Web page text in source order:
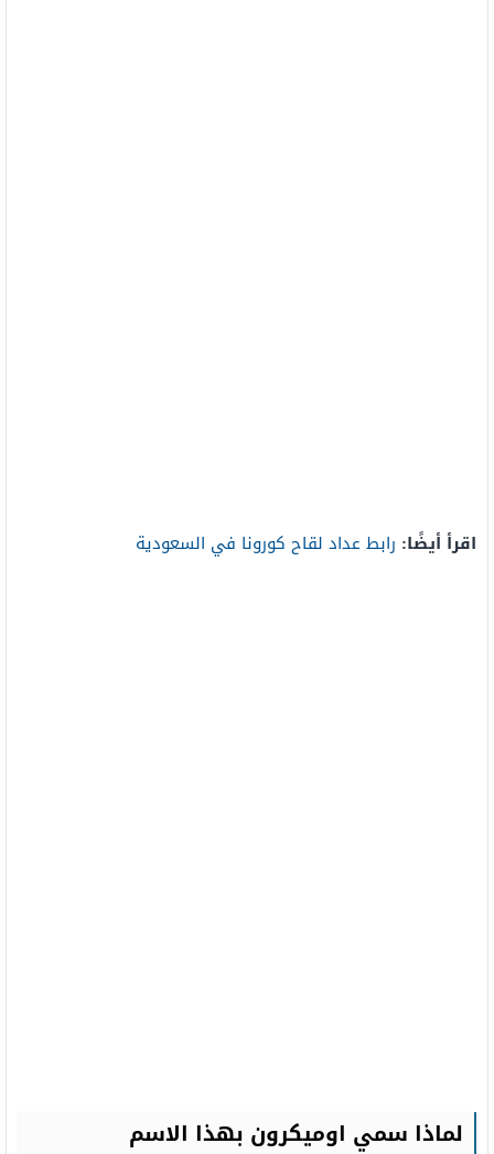
اقرأ أيضًا: رابط عداد لقاح كورونا في السعودية
لماذا سمي اوميكرون بهذا الاسم